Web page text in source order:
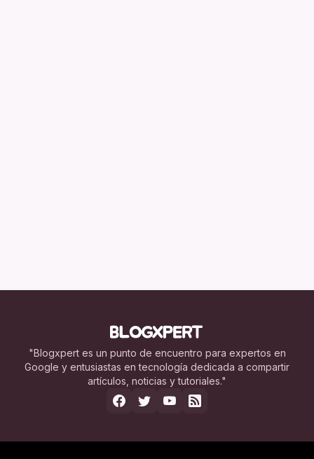
"Blogxpert es un punto de encuentro para expertos en
Google y entusiastas en tecnología dedicada a compartir
artículos, noticias y tutoriales."